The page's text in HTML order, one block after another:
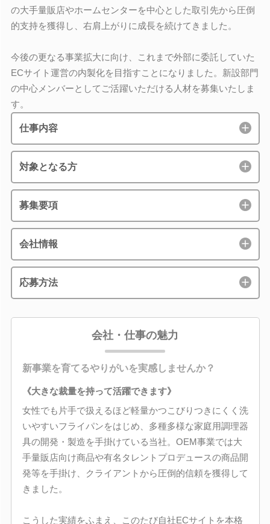
の大手量販店やホームセンターを中心とした取引先から圧倒
的支持を獲得し、右肩上がりに成長を続けてきました。
今後の更なる事業拡大に向け、これまで外部に委託していた
ECサイト運営の内製化を目指すことになりました。新設部門
の中心メンバーとしてご活躍いただける人材を募集いたしま
す。
仕事内容
対象となる方
募集要項
会社情報
応募方法
会社・仕事の魅力
新事業を育てるやりがいを実感しませんか？
《大きな裁量を持って活躍できます》
女性でも片手で扱えるほど軽量かつこびりつきにくく洗
いやすいフライパンをはじめ、多種多様な家庭用調理器
具の開発・製造を手掛けている当社。OEM事業では大
手量販店向け商品や有名タレントプロデュースの商品開
発等を手掛け、クライアントから圧倒的信頼を獲得して
きました。
こうした実績をふまえ、このたび自社ECサイトを本格